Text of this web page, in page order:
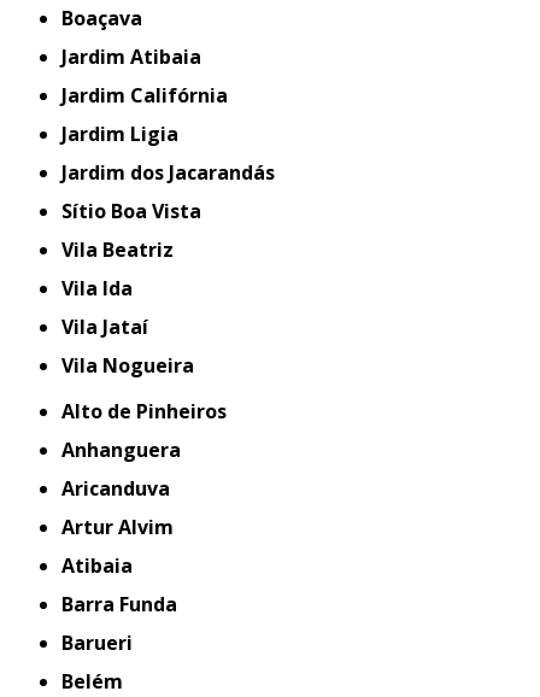
Boaçava
Jardim Atibaia
Jardim Califórnia
Jardim Ligia
Jardim dos Jacarandás
Sítio Boa Vista
Vila Beatriz
Vila Ida
Vila Jataí
Vila Nogueira
Alto de Pinheiros
Anhanguera
Aricanduva
Artur Alvim
Atibaia
Barra Funda
Barueri
Belém